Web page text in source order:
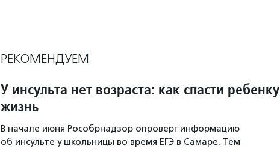
РЕКОМЕНДУЕМ
У инсульта нет возраста: как спасти ребенку
жизнь
В начале июня Рособрнадзор опроверг информацию
об инсульте у школьницы во время ЕГЭ в Самаре. Тем